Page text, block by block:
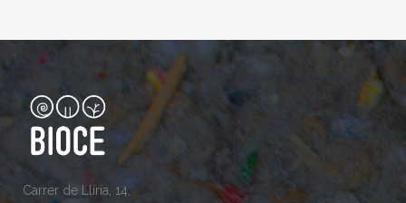
Carrer de Llíria, 14,